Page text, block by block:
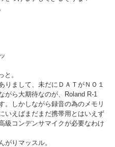
。
りまして、未だにＤＡＴがＮＯ１
がら大期待なのが、Roland R-1
。しかしながら録音の為のメモリ
いえばまだまだ携帯用とはいえず
級コンデンサマイクが必要なわけ
がりマッスル。